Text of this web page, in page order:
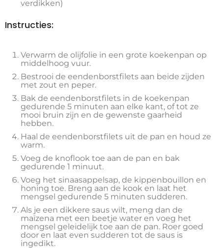
verdikken)
Instructies:
Verwarm de olijfolie in een grote koekenpan op
middelhoog vuur.
Bestrooi de eendenborstfilets aan beide zijden
met zout en peper.
Bak de eendenborstfilets in de koekenpan
gedurende 5 minuten aan elke kant, of tot ze
mooi bruin zijn en de gewenste gaarheid
hebben.
Haal de eendenborstfilets uit de pan en houd ze
warm.
Voeg de knoflook toe aan de pan en bak
gedurende 1 minuut.
Voeg het sinaasappelsap, de kippenbouillon en
honing toe. Breng aan de kook en laat het
mengsel gedurende 5 minuten sudderen.
Als je een dikkere saus wilt, meng dan de
maïzena met een beetje water en voeg het
mengsel geleidelijk toe aan de pan. Roer goed
door en laat even sudderen tot de saus is
ingedikt.